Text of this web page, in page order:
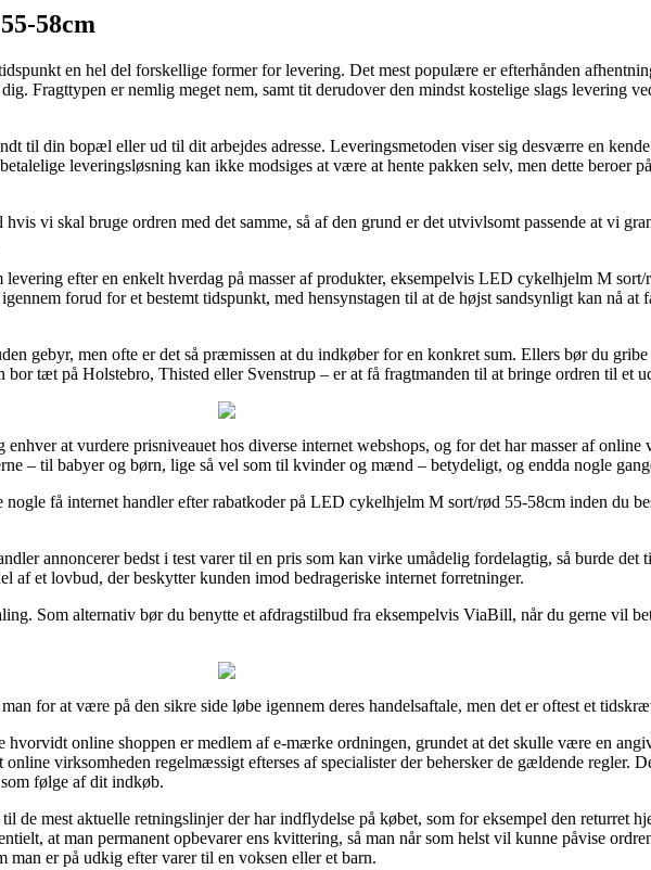
58cm
en hel del forskellige former for levering. Det mest populære er efterhånden
Fragttypen er nemlig meget nem, samt tit derudover den mindst kostelige slags levering
til din bopæl eller ud til dit arbejdes adresse. Leveringsmetoden viser sig desværre en
leveringsløsning kan ikke modsiges at være at hente pakken selv, men dette beroer
vi skal bruge ordren med det samme, så af den grund er det utvivlsomt passende at vi
efter en enkelt hverdag på masser af produkter, eksempelvis LED cykelhjelm M sort/
forud for et bestemt tidspunkt, med hensynstagen til at de højst sandsynligt kan nå at
gebyr, men ofte er det så præmissen at du indkøber for en konkret sum. Ellers bør du
tæt på Holstebro, Thisted eller Svenstrup – er at få fragtmanden til at bringe ordren til et
at vurdere prisniveauet hos diverse internet webshops, og for det har masser af online
– til babyer og børn, lige så vel som til kvinder og mænd – betydeligt, og endda nogle
få internet handler efter rabatkoder på LED cykelhjelm M sort/rød 55-58cm inden du
annoncerer bedst i test varer til en pris som kan virke umådelig fordelagtig, så burde det
af et lovbud, der beskytter kunden imod bedrageriske internet forretninger.
Som alternativ bør du benytte et afdragstilbud fra eksempelvis ViaBill, når du gerne vil
for at være på den sikre side løbe igennem deres handelsaftale, men det er oftest et
online shoppen er medlem af e-mærke ordningen, grundet at det skulle være en
virksomheden regelmæssigt efterses af specialister der behersker de gældende regler.
følge af dit indkøb.
de mest aktuelle retningslinjer der har indflydelse på købet, som for eksempel den returret
at man permanent opbevarer ens kvittering, så man når som helst vil kunne påvise
er på udkig efter varer til en voksen eller et barn.